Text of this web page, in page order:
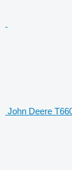
John Deere